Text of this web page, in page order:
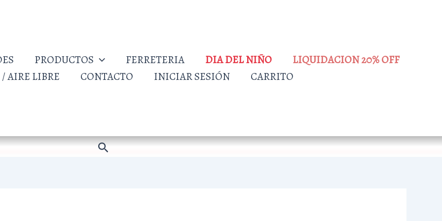
PRODUCTOS FERRETERIA DIA DEL NIÑO
LIQUIDACION 20% OFF
AIRE LIBRE
CONTACTO INICIAR SESIÓN CARRITO
Buscar